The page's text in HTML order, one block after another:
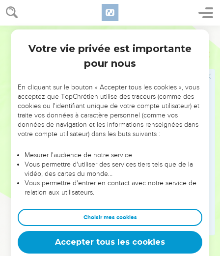
Esaïe 47
« Personne ne me voit ! » Ce sont ta sagesse et ton savoir qui
t'ont égarée et t’ont amenée à dire dans ton cœur : « Il n’y a
que moi et personne d’autre ! »
Le malheur te frappera sans même que tu le voies surgir, le
désastre tombera sur toi sans que tu puisses l’écarter, la
aperçoives.
Continue donc tes pratiques magiques et tous tes rites de
sorcellerie, avec lesquels tu t’es fatiguée depuis ta
jeunesse ! Peut-être pourras-tu en tirer profit, peut-être
deviendras-tu redoutable.
Tu t'es épuisée à force de consulter les devins. Qu'ils se
présentent donc et te sauvent, les spécialistes du ciel, ceux
qui observent les astres et qui sont censés annoncer chaque
début de mois ce qui doit t'arriver !
14
entièrement. Ils ne pourront pas échapper aux flammes. Ce
ne sera pas un simple feu de braises qui permet de se
réchauffer, ni un feu près duquel on s'assied.
Voilà tout ce que peuvent t’apporter ceux que tu t’es
Votre vie privée est importante
pour nous
En cliquant sur le bouton « Accepter tous les cookies », vous
acceptez que TopChrétien utilise des traceurs (comme des
cookies ou l'identifiant unique de votre compte utilisateur) et
traite vos données à caractère personnel (comme vos
données de navigation et les informations renseignées dans
votre compte utilisateur) dans les buts suivants :
Mesurer l'audience de notre service
Vous permettre d'utiliser des services tiers tels que de la
vidéo, des cartes du monde…
Vous permettre d'entrer en contact avec notre service de
relation aux utilisateurs.
Choisir mes cookies
Accepter tous les cookies